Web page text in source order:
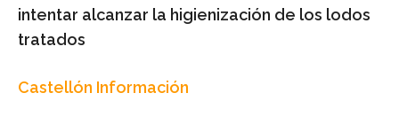
intentar alcanzar la higienización de los lodos
tratados
Castellón Información